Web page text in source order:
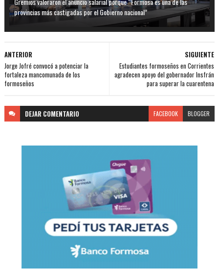
provincias más castigadas por el Gobierno nacional”
SIGUIENTE
Estudiantes formoseños en Corrientes
agradecen apoyo del gobernador Insfrán
para superar la cuarentena
ANTERIOR
Jorge Jofré convocó a potenciar la
fortaleza mancomunada de los
formoseños
DEJAR COMENTARIO FACEBOOK BLOGGER